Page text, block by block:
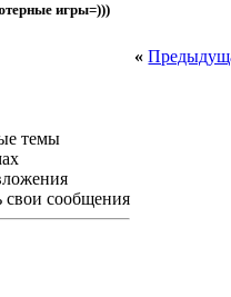
игры=)))
«
темы
свои сообщения